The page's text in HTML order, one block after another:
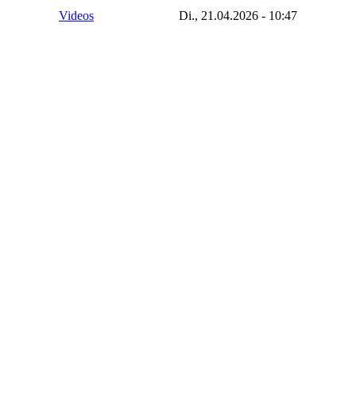
Videos Di., 21.04.2026 - 10:47